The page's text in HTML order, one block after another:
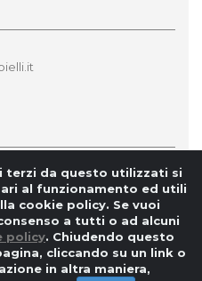
terzi da questo utilizzati si
al funzionamento ed utili
cookie policy. Se vuoi
a tutti o ad alcuni
policy. Chiudendo questo
cliccando su un link o
in altra maniera,